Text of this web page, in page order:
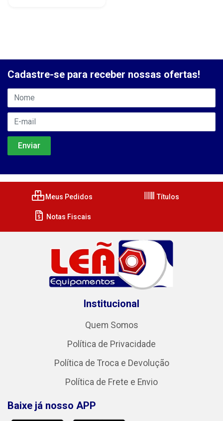
Cadastre-se para receber nossas ofertas!
Meus Pedidos Títulos
Notas Fiscais
Institucional
Quem Somos
Política de Privacidade
Política de Troca e Devolução
Política de Frete e Envio
Baixe já nosso APP